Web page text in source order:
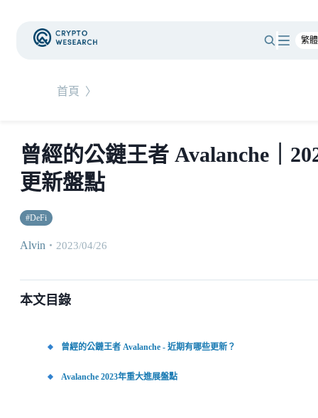
首頁 〉
曾經的公鏈王者 Avalanche｜
更新盤點
#DeFi
Alvin ・ 2023/04/26
本文目錄
曾經的公鏈王者 Avalanche - 近期有哪些更新？
Avalanche 2023年重大進展盤點